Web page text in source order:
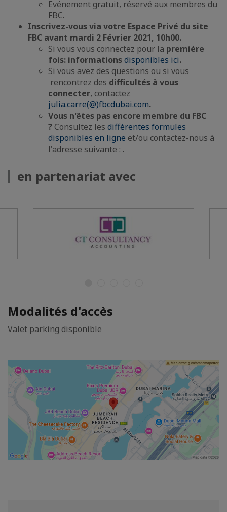
Evénement gratuit, réservé aux membres du
FBC.
Inscrivez-vous via votre Espace Privé du site
FBC avant mardi 2 Février 2021, 10h00.
Si vous vous connectez pour la première
fois: informationsdisponibles ici.
Si vous avez des questions ou si vous
rencontrez des difficultés à vous
connecter, contactez
julia.carre(@)fbcdubai.com.
Vous n'êtes pas encore membre du FBC
? Consultez les différentes formules
disponibles en ligne et/ou contactez-nous à
l'adresse suivante : .
en partenariat avec
Modalités d'accès
Valet parking disponible